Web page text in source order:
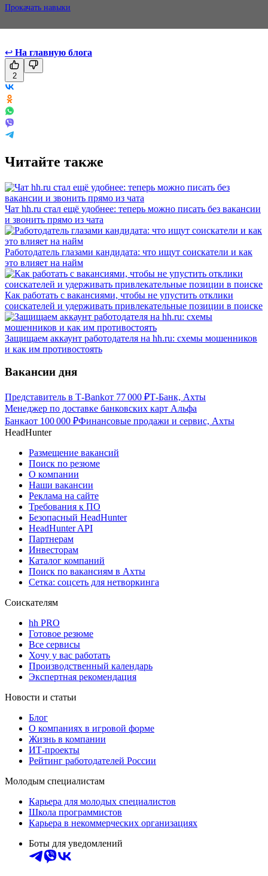
Прокачать навыки
↩ На главную блога
2
Читайте также
Чат hh.ru стал ещё удобнее: теперь можно писать без вакансии
и звонить прямо из чата
Работодатель глазами кандидата: что ищут соискатели и как
это влияет на найм
Как работать с вакансиями, чтобы не упустить отклики
соискателей и удерживать привлекательные позиции в поиске
Защищаем аккаунт работодателя на hh.ru: схемы мошенников
и как им противостоять
Вакансии дня
Представитель в Т-Bankот 77 000 ₽Т-Банк, Ахты
Менеджер по доставке банковских карт Альфа
Банкаот 100 000 ₽Финансовые продажи и сервис, Ахты
HeadHunter
Размещение вакансий
Поиск по резюме
О компании
Наши вакансии
Реклама на сайте
Требования к ПО
Безопасный HeadHunter
HeadHunter API
Партнерам
Инвесторам
Каталог компаний
Поиск по вакансиям в Ахты
Сетка: соцсеть для нетворкинга
Соискателям
hh PRO
Готовое резюме
Все сервисы
Хочу у вас работать
Производственный календарь
Экспертная рекомендация
Новости и статьи
Блог
О компаниях в игровой форме
Жизнь в компании
ИТ-проекты
Рейтинг работодателей России
Молодым специалистам
Карьера для молодых специалистов
Школа программистов
Карьера в некоммерческих организациях
Боты для уведомлений